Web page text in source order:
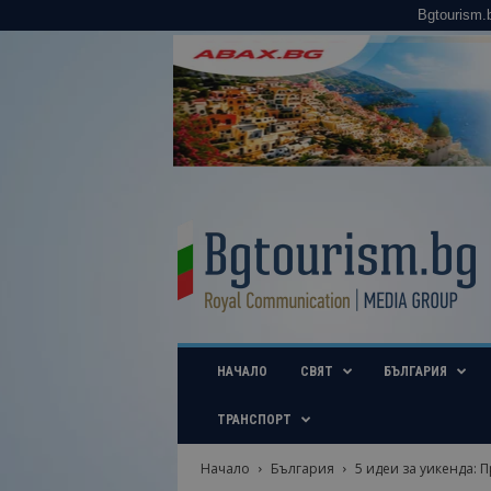
u
i
b
НАЧАЛО СВЯТ БЪЛГАРИЯ
ТРАНСПОРТ
Начало България
5 идеи за уикенда: